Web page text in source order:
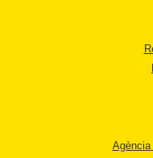
Agència